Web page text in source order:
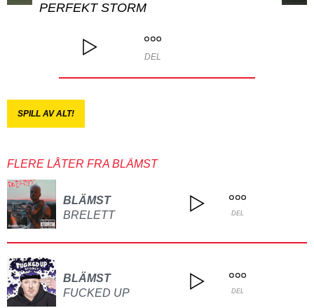
PERFEKT STORM
DEL
SPILL AV ALT!
FLERE LÅTER FRA BLÄMST
BLÄMST
BRELETT
DEL
BLÄMST
FUCKED UP
DEL